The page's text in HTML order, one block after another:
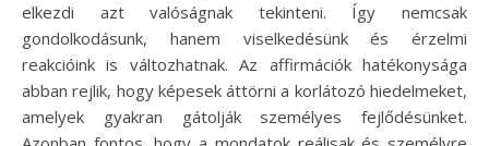
elkezdi azt valóságnak tekinteni. Így nemcsak
gondolkodásunk, hanem viselkedésünk és érzelmi
reakcióink is változhatnak. Az affirmációk hatékonysága
abban rejlik, hogy képesek áttörni a korlátozó hiedelmeket,
amelyek gyakran gátolják személyes fejlődésünket.